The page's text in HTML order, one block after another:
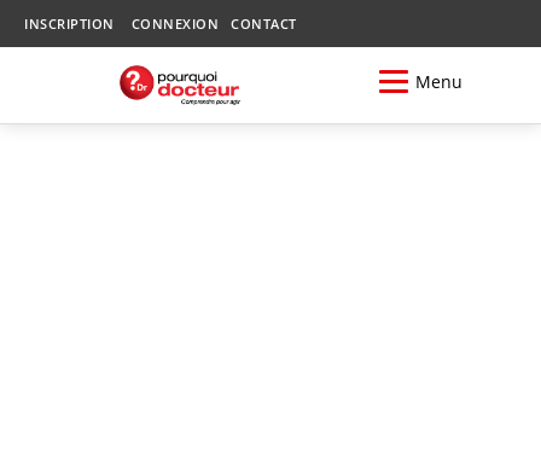
INSCRIPTION CONNEXION CONTACT
Menu